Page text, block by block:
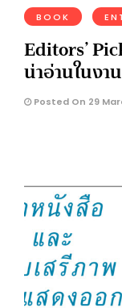
BOOK
Editors’
น่าอ่านในงา
Posted On 29